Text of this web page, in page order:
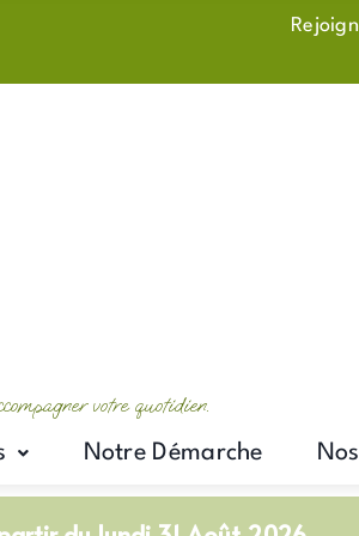
votre quotidien.
Notre Démarche